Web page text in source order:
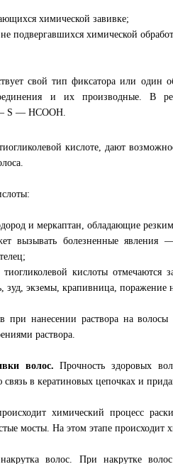
химической завивке;
подвергавшихся химической
свой тип фиксатора или
и их производные. В
S — НСООН.
кислоте, дают
и меркаптан, обладающие
вызывать болезненные
кислоты отмечаются
зуд, экземы, крапивница, поражение
при нанесении раствора на волосы
раствора.
волос.Прочность здоровых
в кератиновых цепочках и
химический процесс
мосты. На этом этапе происходит
волос. При накрутке